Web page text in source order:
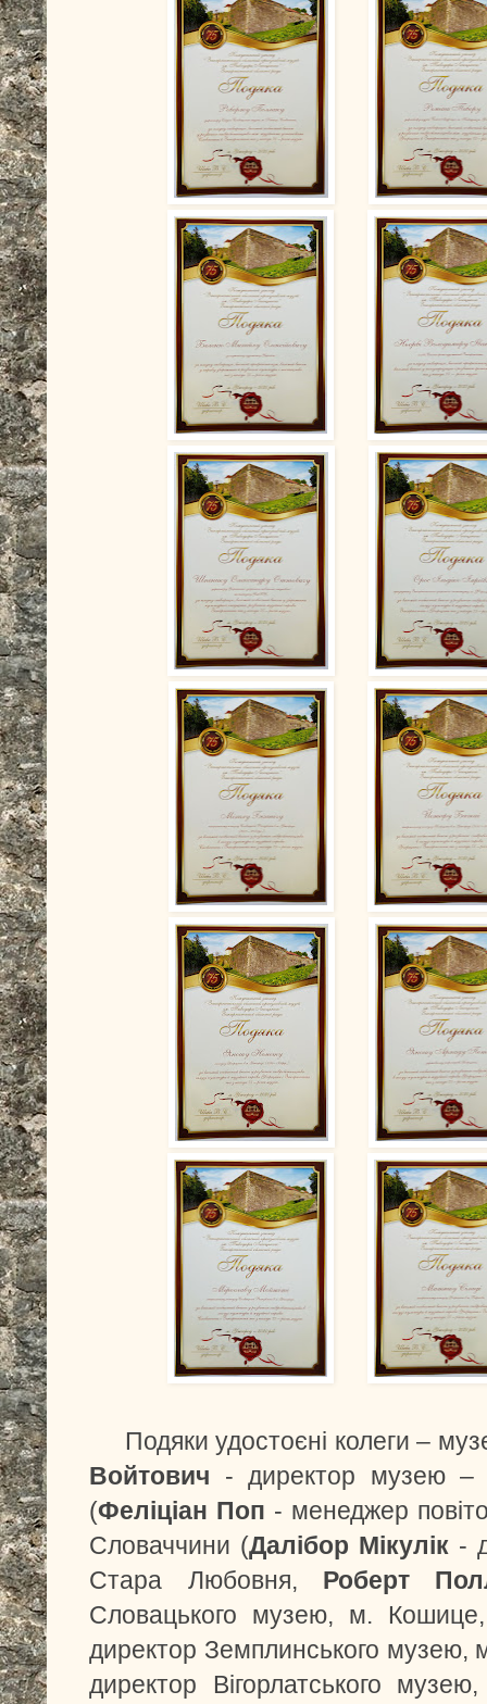
Подяки удостоєні колеги –
Войтович - директор музею –
(Феліціан Поп - менеджер
Словаччини (Далібор Мікулік -
Стара Любовня, Роберт
Словацького музею, м.
директор Земплинського музею,
директор Вігорлатського